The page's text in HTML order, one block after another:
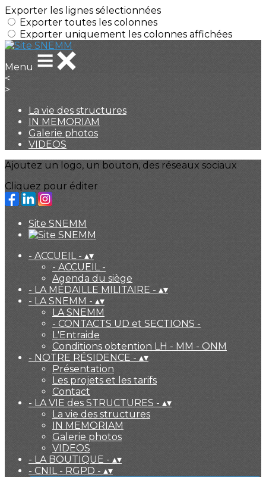
Exporter les lignes sélectionnées
Exporter toutes les colonnes
Exporter uniquement les colonnes affichées
Menu
<
>
La vie des structures
IN MEMORIAM
Galerie photos
VIDEOS
Ajoutez un logo, un bouton, des réseaux sociaux
Cliquez pour éditer
Site SNEMM
- ACCUEIL - ▴▾
- ACCUEIL -
Agenda du siège
- LA MÉDAILLE MILITAIRE - ▴▾
- LA SNEMM - ▴▾
LA SNEMM
- CONTACTS UD et SECTIONS -
L'Entraide
Conditions obtention LH - MM - ONM
- NOTRE RÉSIDENCE - ▴▾
Présentation
Les projets et les tarifs
Contact
- LA VIE des STRUCTURES - ▴▾
La vie des structures
IN MEMORIAM
Galerie photos
VIDEOS
- LA BOUTIQUE - ▴▾
- CNIL - RGPD - ▴▾